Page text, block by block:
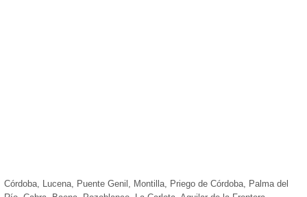
Córdoba, Lucena, Puente Genil, Montilla, Priego de Córdoba, Palma del